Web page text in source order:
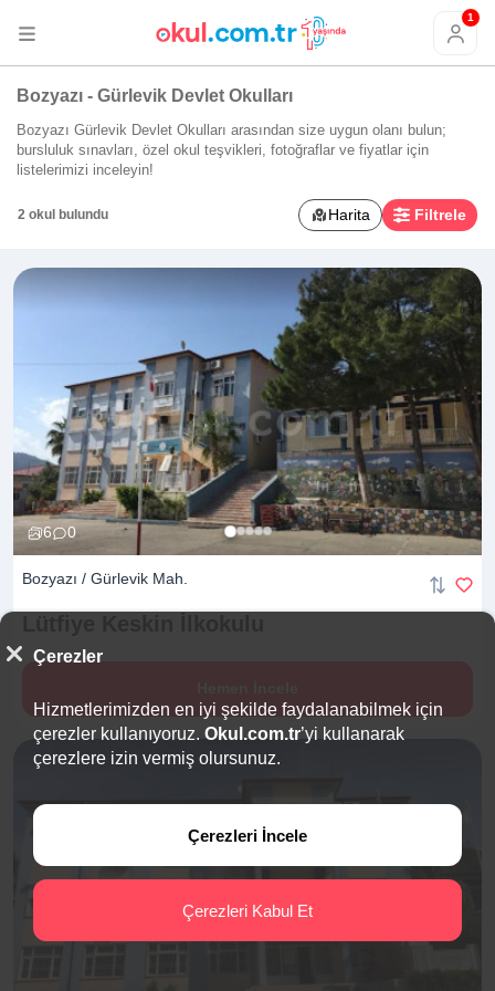
1
Bozyazı - Gürlevik Devlet Okulları
Bozyazı Gürlevik Devlet Okulları arasından size uygun olanı bulun;
bursluluk sınavları, özel okul teşvikleri, fotoğraflar ve fiyatlar için
listelerimizi inceleyin!
2 okul bulundu Harita Filtrele
6 0
Bozyazı / Gürlevik Mah.
Çerezler
Hizmetlerimizden en iyi şekilde faydalanabilmek için
çerezler kullanıyoruz. Okul.com.tr’yi kullanarak
çerezlere izin vermiş olursunuz.
Çerezleri İncele
Çerezleri Kabul Et